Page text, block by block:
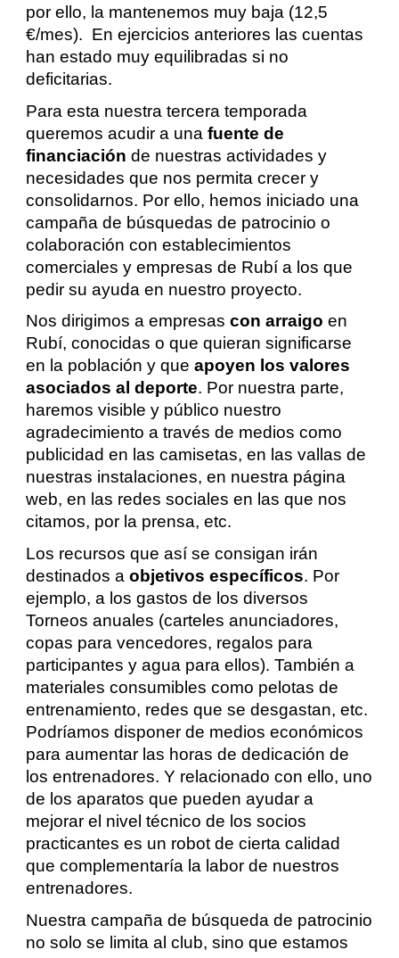
por ello, la mantenemos muy baja (12,5
€/mes). En ejercicios anteriores las cuentas
han estado muy equilibradas si no
deficitarias.
Para esta nuestra tercera temporada
queremos acudir a unafuente de
financiación de nuestras actividades y
necesidades que nos permita crecer y
consolidarnos. Por ello, hemos iniciado una
campaña de búsquedas de patrocinio o
colaboración con establecimientos
comerciales y empresas de Rubí a los que
pedir su ayuda en nuestro proyecto.
Nos dirigimos a empresascon arraigo en
Rubí, conocidas o que quieran significarse
en la población y queapoyen los valores
asociados al deporte. Por nuestra parte,
haremos visible y público nuestro
agradecimiento a través de medios como
publicidad en las camisetas, en las vallas de
nuestras instalaciones, en nuestra página
web, en las redes sociales en las que nos
citamos, por la prensa, etc.
Los recursos que así se consigan irán
destinados aobjetivos específicos. Por
ejemplo, a los gastos de los diversos
Torneos anuales (carteles anunciadores,
copas para vencedores, regalos para
participantes y agua para ellos). También a
materiales consumibles como pelotas de
entrenamiento, redes que se desgastan, etc.
Podríamos disponer de medios económicos
para aumentar las horas de dedicación de
los entrenadores. Y relacionado con ello, uno
de los aparatos que pueden ayudar a
mejorar el nivel técnico de los socios
practicantes es un robot de cierta calidad
que complementaría la labor de nuestros
entrenadores.
Nuestra campaña de búsqueda de patrocinio
no solo se limita al club, sino que estamos